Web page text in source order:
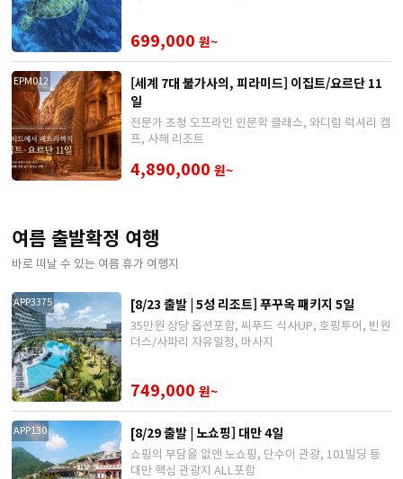
699,000 원~
EPM012
[세계 7대 불가사의, 피라미드] 이집트/요르단 11
일
전문가 초청 오프라인 인문학 클래스, 와디럼 럭셔리 캠
프, 사해 리조트
4,890,000 원~
여름 출발확정 여행
바로 떠날 수 있는 여름 휴가 여행지
APP3375 [8/23 출발 | 5성 리조트] 푸꾸옥 패키지 5일
35만원 상당 옵션포함, 씨푸드 식사UP, 호핑투어, 빈원
더스/사파리 자유일정, 마사지
749,000 원~
APP130 [8/29 출발 | 노쇼핑] 대만 4일
쇼핑의 부담을 없앤 노쇼핑, 단수이 관광, 101빌딩 등
대만 핵심 관광지 ALL포함